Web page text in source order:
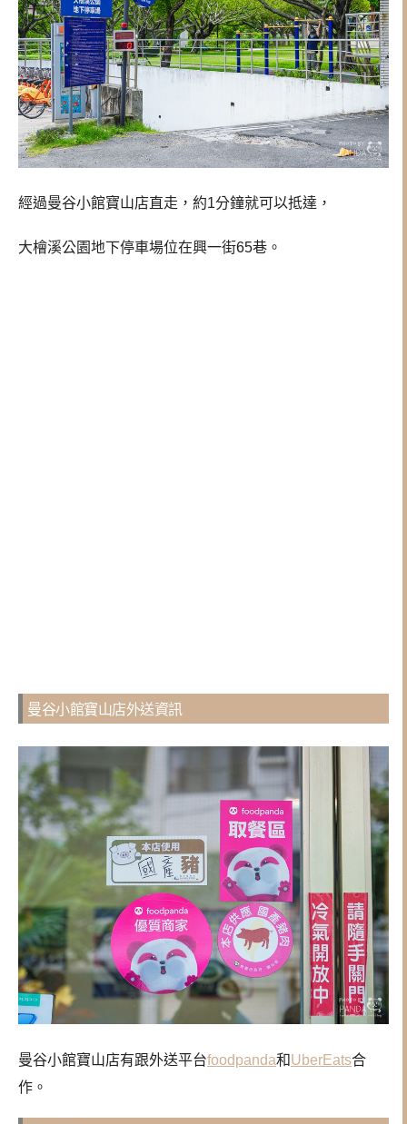
經過曼谷小館寶山店直走，約1分鐘就可以抵達，
大檜溪公園地下停車場位在興一街65巷。
曼谷小館寶山店外送資訊
曼谷小館寶山店有跟外送平台foodpanda和UberEats合
作。